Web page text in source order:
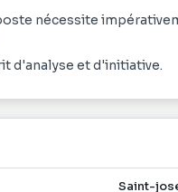
nécessite
d'analyse et d'initiative.
Saint-